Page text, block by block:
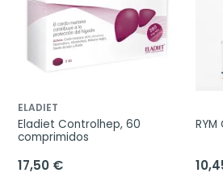
ELADIET
Eladiet Controlhep, 60
comprimidos
17,50 €